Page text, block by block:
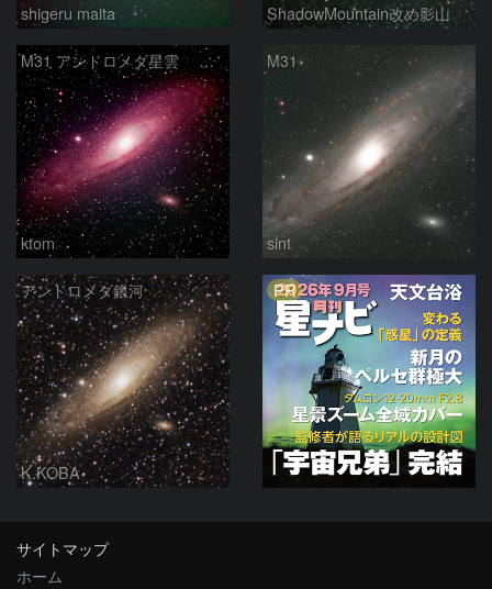
shigeru maita ShadowMountain改め影山
M31 アンドロメダ星雲 2026-1-14
ktom
M31
sint
アンドロメダ銀河
K.KOBA
PR
サイトマップ
ホーム